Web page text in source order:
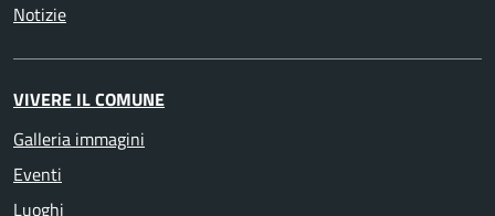
Notizie
VIVERE IL COMUNE
Galleria immagini
Eventi
Luoghi